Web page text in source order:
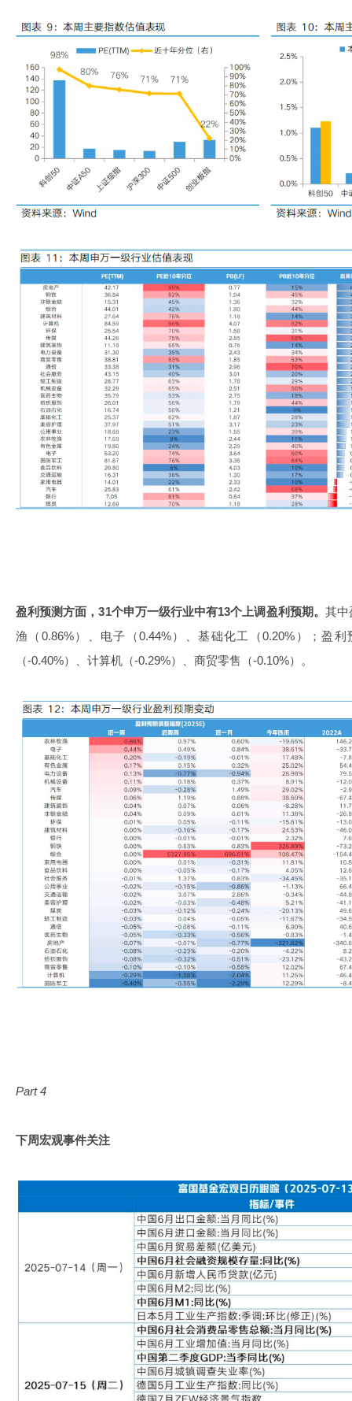
盈利预测方面，31个申万一级行业中有13个上调盈利预期。 其中
渔（0.86%）、电子（0.44%）、基础化工（0.20%）；盈
（-0.40%）、计算机（-0.29%）、商贸零售（-0.10%）。
Part 4
下周宏观事件关注